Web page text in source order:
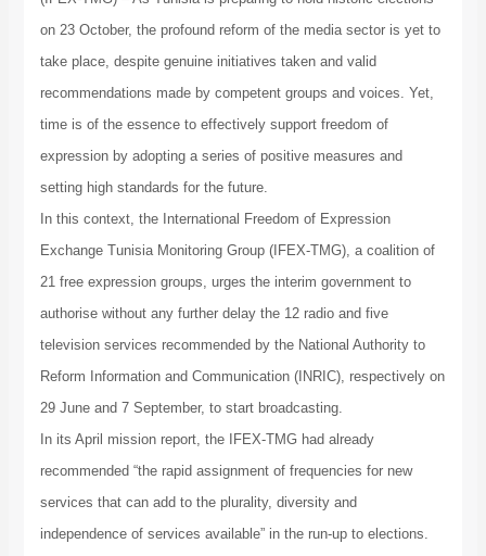
on 23 October, the profound reform of the media sector is yet to
take place, despite genuine initiatives taken and valid
recommendations made by competent groups and voices. Yet,
time is of the essence to effectively support freedom of
expression by adopting a series of positive measures and
setting high standards for the future.
In this context, the International Freedom of Expression
Exchange Tunisia Monitoring Group (IFEX-TMG), a coalition of
21 free expression groups, urges the interim government to
authorise without any further delay the 12 radio and five
television services recommended by the National Authority to
Reform Information and Communication (INRIC), respectively on
29 June and 7 September, to start broadcasting.
In its April mission report, the IFEX-TMG had already
recommended “the rapid assignment of frequencies for new
services that can add to the plurality, diversity and
independence of services available” in the run-up to elections.